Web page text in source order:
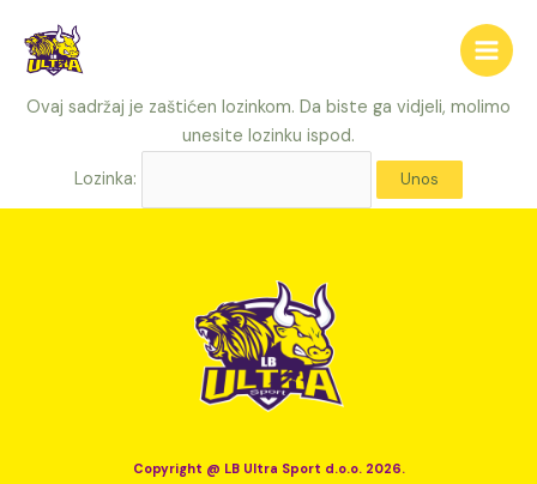
content
Main
Ovaj sadržaj je zaštićen lozinkom. Da biste ga vidjeli, molimo
unesite lozinku ispod.
Lozinka:
Copyright @ LB Ultra Sport d.o.o. 2026.